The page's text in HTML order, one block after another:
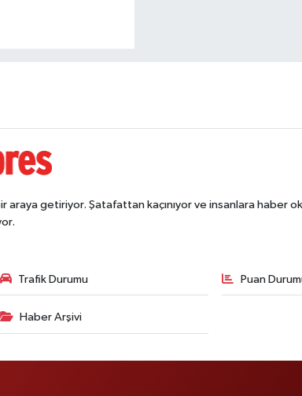
getiriyor. Şatafattan kaçınıyor ve insanlara haber
Trafik Durumu Puan
Haber Arşivi